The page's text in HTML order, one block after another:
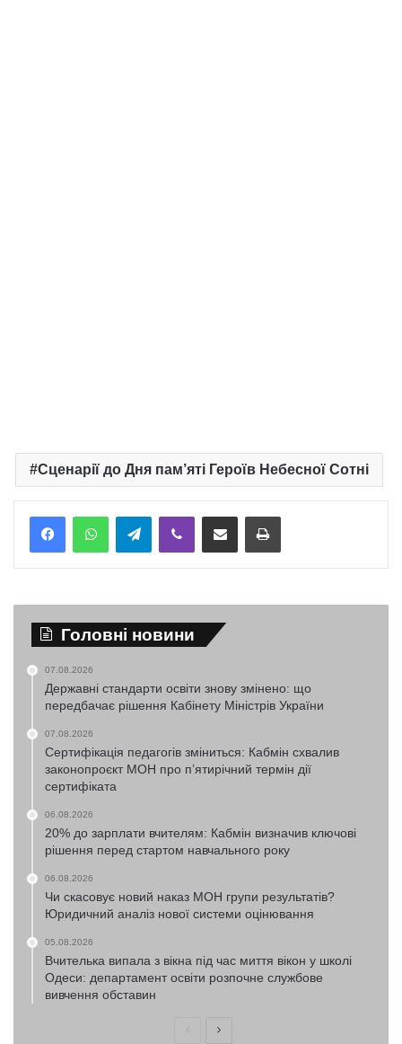
Сценарії до Дня пам’яті Героїв Небесної Сотні
TelegramViber Надіслати електронною поштоюНадрукувати
Головні новини
07.08.2026
Державні стандарти освіти знову змінено: що
передбачає рішення Кабінету Міністрів України
07.08.2026
Сертифікація педагогів зміниться: Кабмін схвалив
законопроєкт МОН про п’ятирічний термін дії
сертифіката
06.08.2026
20% до зарплати вчителям: Кабмін визначив ключові
рішення перед стартом навчального року
06.08.2026
Чи скасовує новий наказ МОН групи результатів?
Юридичний аналіз нової системи оцінювання
05.08.2026
Вчителька випала з вікна під час миття вікон у школі
Одеси: департамент освіти розпочне службове
вивчення обставин
ПопередняНаступна